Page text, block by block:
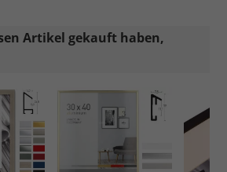
Artikel gekauft haben,